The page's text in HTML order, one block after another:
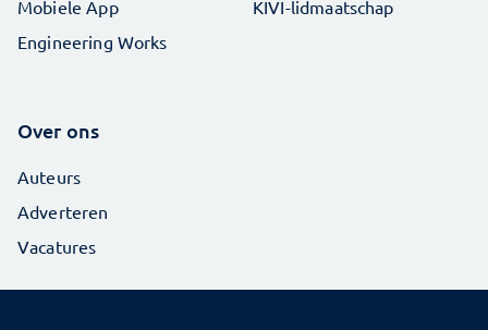
Mobiele App
Engineering Works
KIVI-lidmaatschap
Over ons
Auteurs
Adverteren
Vacatures